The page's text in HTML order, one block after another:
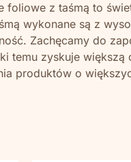
foliowe z taśmą to
wykonane są z
Zachęcamy do
temu zyskuje
produktów o